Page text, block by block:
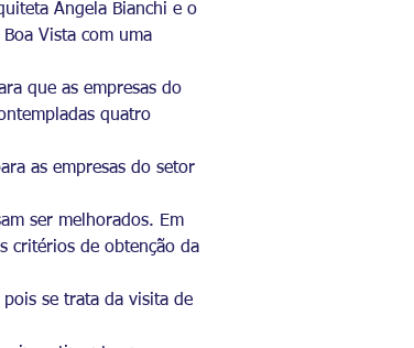
Angela Bianchi e o
Vista com uma
que as empresas do
quatro
as empresas do setor
ser melhorados. Em
critérios de obtenção da
se trata da visita de